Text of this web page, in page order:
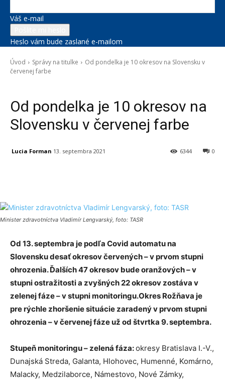
Váš e-mail
Heslo vám bude zaslané e-mailom
Úvod Správy na titulke
​Od pondelka je 10 okresov na Slovensku v
červenej farbe
​Od pondelka je 10 okresov na
Slovensku v červenej farbe
Lucia Forman 13. septembra 2021 0
6344
Minister zdravotníctva Vladimír Lengvarský, foto: TASR
Od 13. septembra je podľa Covid automatu na
Slovensku desať okresov červených – v prvom stupni
ohrozenia. Ďalších 47 okresov bude oranžových – v
stupni ostražitosti a zvyšných 22 okresov zostáva v
zelenej fáze – v stupni monitoringu.Okres Rožňava je
pre rýchle zhoršenie situácie zaradený v prvom stupni
ohrozenia – v červenej fáze už od štvrtka 9. septembra.
Stupeň monitoringu – zelená fáza:okresy Bratislava I.-V.,
Dunajská Streda, Galanta, Hlohovec, Humenné, Komárno,
Malacky, Medzilaborce, Námestovo, Nové Zámky,